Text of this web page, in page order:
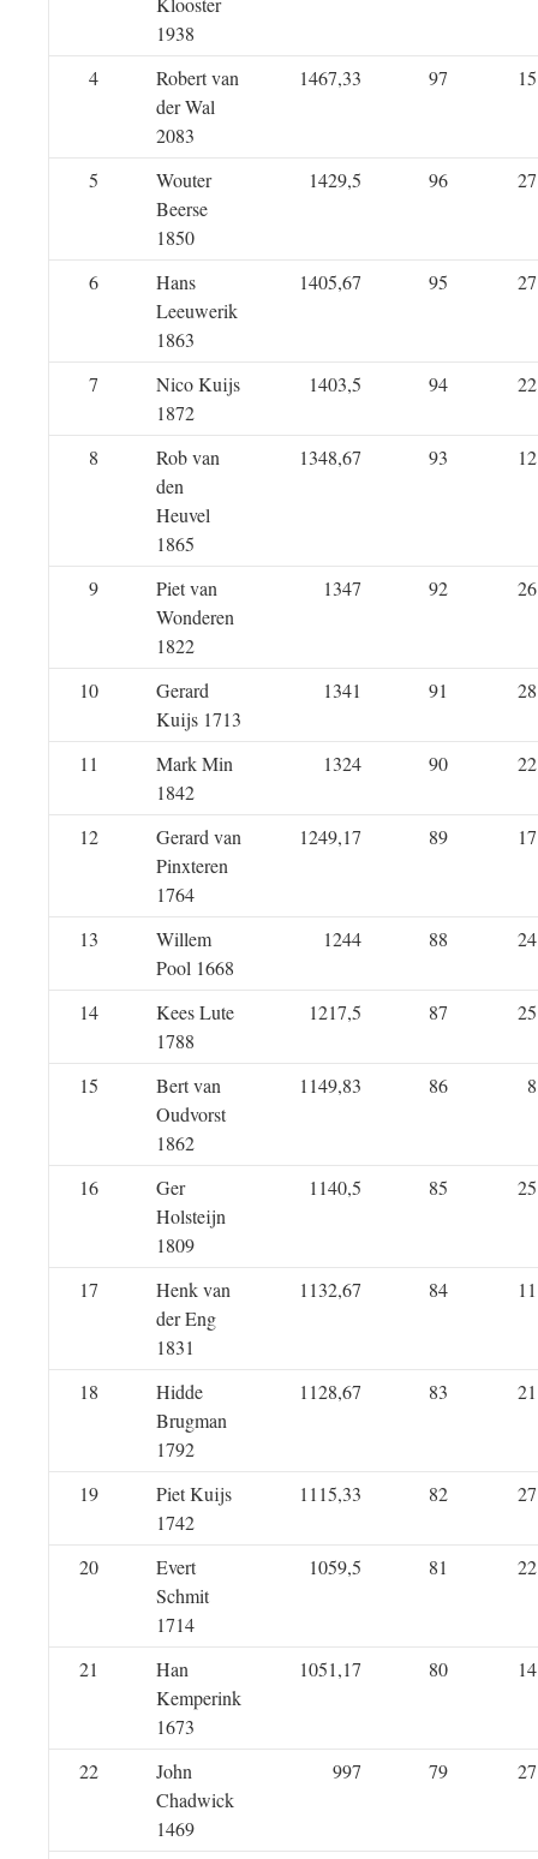
1938
4
Robert van
der Wal
2083
1467,33 97 15
5
Wouter
Beerse
1850
1429,5 96 27
6
Hans
Leeuwerik
1863
1405,67 95 27
7
Nico Kuijs
1872
1403,5 94 22
8
Rob van
den
Heuvel
1865
1348,67 93 12
9
Piet van
Wonderen
1822
1347 92 26
10
Gerard
Kuijs 1713
1341 91 28
11
Mark Min
1842
1324 90 22
12
Gerard van
Pinxteren
1764
1249,17 89 17
13
Willem
Pool 1668
1244 88 24
14
Kees Lute
1788
1217,5 87 25
15
Bert van
Oudvorst
1862
1149,83 86 8
16
Ger
Holsteijn
1809
1140,5 85 25
17
Henk van
der Eng
1831
1132,67 84 11
18
Hidde
Brugman
1792
1128,67 83 21
19
Piet Kuijs
1742
1115,33 82 27
20
Evert
Schmit
1714
1059,5 81 22
21
Han
Kemperink
1673
1051,17 80 14
22
John
Chadwick
1469
997 79 27